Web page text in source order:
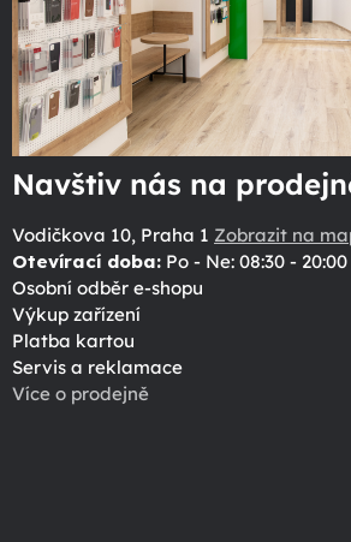
Navštiv nás na
Vodičkova 10, Praha 1 Zobrazit na
Otevírací doba: Po - Ne: 08:30 - 20:00
Osobní odběr e-shopu
Výkup zařízení
Platba kartou
Servis a reklamace
Více o prodejně